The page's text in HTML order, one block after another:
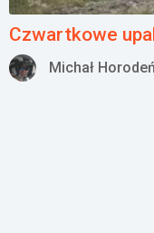
Czwartkowe
Michał